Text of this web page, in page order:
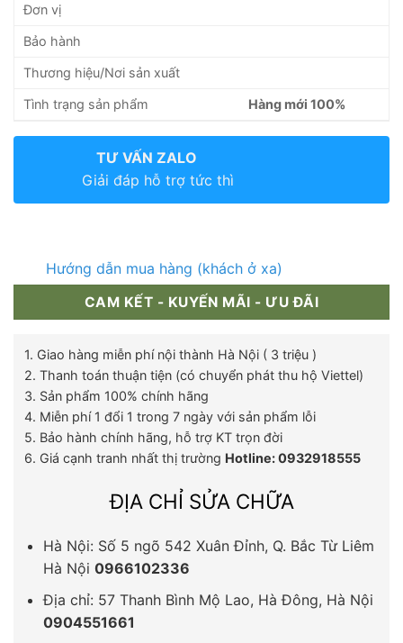
Đơn vị
Bảo hành
Thương hiệu/Nơi sản xuất
Tình trạng sản phẩm Hàng mới 100%
TƯ VẤN ZALO
Giải đáp hỗ trợ tức thì
Hướng dẫn mua hàng (khách ở xa)
CAM KẾT - KUYẾN MÃI - ƯU ĐÃI
1. Giao hàng miễn phí nội thành Hà Nội ( 3 triệu )
2. Thanh toán thuận tiện (có chuyển phát thu hộ Viettel)
3. Sản phẩm 100% chính hãng
4. Miễn phí 1 đổi 1 trong 7 ngày với sản phẩm lỗi
5. Bảo hành chính hãng, hỗ trợ KT trọn đời
6. Giá cạnh tranh nhất thị trường Hotline: 0932918555
ĐỊA CHỈ SỬA CHỮA
Hà Nội: Số 5 ngõ 542 Xuân Đỉnh, Q. Bắc Từ Liêm
Hà Nội 0966102336
Địa chỉ: 57 Thanh Bình Mộ Lao, Hà Đông, Hà Nội
0904551661